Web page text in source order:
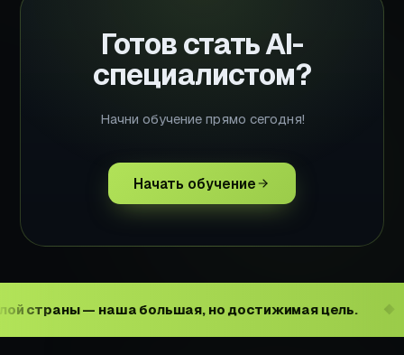
Готов стать AI-
специалистом?
Начни обучение прямо сегодня!
Начать обучение
— наша большая, но достижимая цель. ◆